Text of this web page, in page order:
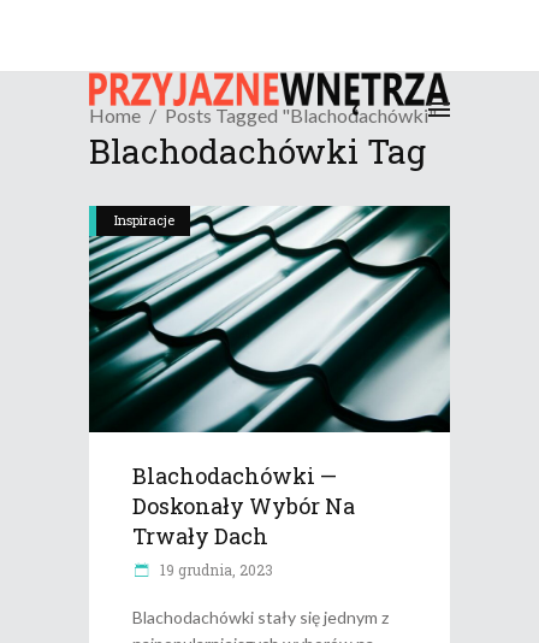
Home Posts Tagged "Blachodachówki"
Blachodachówki Tag
Inspiracje
Blachodachówki —
Doskonały Wybór Na
Trwały Dach
19 grudnia, 2023
Blachodachówki stały się jednym z